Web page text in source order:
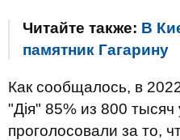
Читайте также: В
памятник Гагарину
Как сообщалось, в
"Дія" 85% из 800 тысяч
проголосовали за то,